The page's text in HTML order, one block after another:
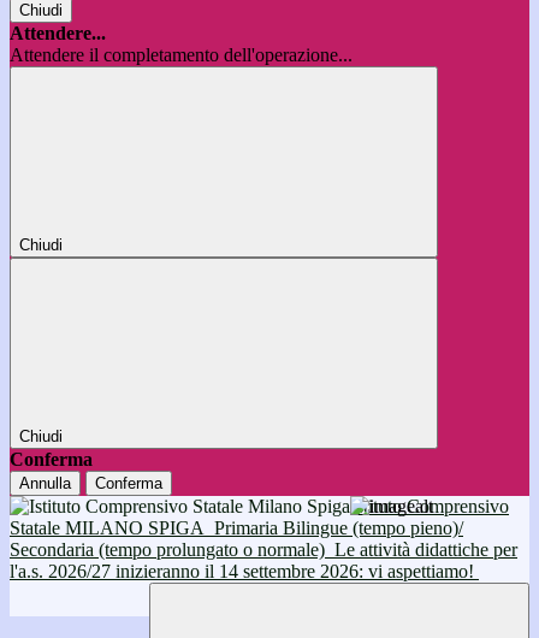
Chiudi
Attendere...
Attendere il completamento dell'operazione...
Chiudi
Chiudi
Conferma
Annulla Conferma
Istituto Comprensivo
Statale MILANO SPIGA Primaria Bilingue (tempo pieno)/
Secondaria (tempo prolungato o normale) Le attività didattiche per
l'a.s. 2026/27 inizieranno il 14 settembre 2026: vi aspettiamo!